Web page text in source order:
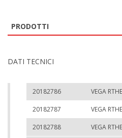
PRODOTTI
DATI TECNICI
20182786 VEGA
20182787 VEGA
20182788 VEGA